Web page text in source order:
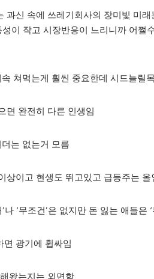
과신 속에 쓰레기회사의 장미빛 미
이 작고 시장반응이 느리니까 어
쳐먹는게 훨씬 중요한데 시드늘릴
면 완전히 다른 인생임
는 없는거 모름
상이고 현생도 뛰고있고 급등주는
‘무조건’은 없지만 돈 잃는 애들은
광기에 휩싸임
왔는지는 외면함